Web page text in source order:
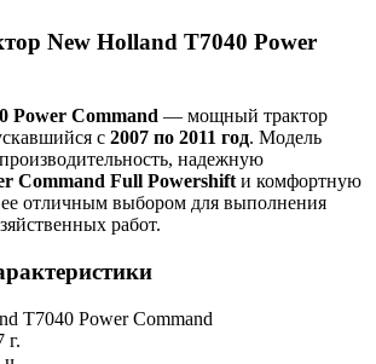
New Holland T7040 Power
Power Command — мощный трактор
с 2007 по 2011 год. Модель
надежную
Command Full Powershift и комфортную
ее отличным выбором для выполнения
работ.
T7040 Power Command
г.